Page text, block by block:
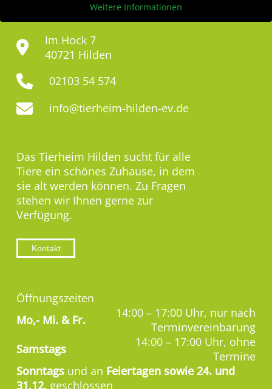
Weitere Informationen
Im Hock 7
40721 Hilden
02103 54 574
info@tierheim-hilden-ev.de
Das Tierheim Hilden sucht für alle
Tiere ein schönes Zuhause, in dem
sie alt werden können. Zu Fragen
stehen wir Ihnen gerne zur
Verfügung.
Kontakt
Öffnungszeiten
Mo,- Mi. & Fr.
14:00 – 17:00 Uhr, nur nach
Terminvereinbarung
Samstags
14:00 – 17:00 Uhr, ohne
Termine
Sonntags und an Feiertagen sowie 24. und
31.12. geschlossen